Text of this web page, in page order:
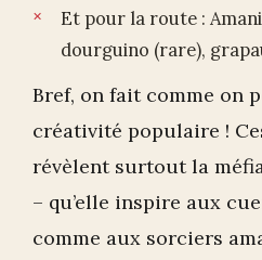
Et pour la route :
dourguino (rare),
Bref, on fait comme on
créativité populaire !
révèlent surtout la
– qu’elle inspire aux
comme aux sorciers